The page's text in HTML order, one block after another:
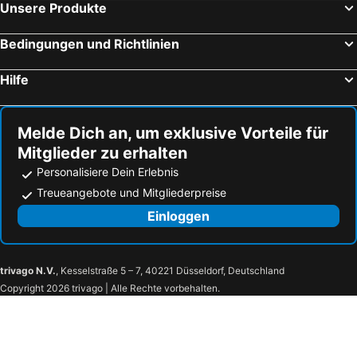
Wandersleben, haustierfreundliche Hotels
Lichte, haustierfreundliche Hotels
Unterweißbach, haustierfreundliche Hotels
Klettbach, haustierfreundliche Hotels
Unsere Produkte
Bedingungen und Richtlinien
Hilfe
Melde Dich an, um exklusive Vorteile für
Mitglieder zu erhalten
Personalisiere Dein Erlebnis
Treueangebote und Mitgliederpreise
Einloggen
trivago N.V., Kesselstraße 5 – 7, 40221 Düsseldorf, Deutschland
Copyright 2026 trivago | Alle Rechte vorbehalten.